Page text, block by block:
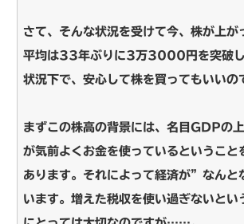
さて、そんな状況を受けて今、株が上が
平均は33年ぶりに3万3000円を突破し
状況下で、安心して株を買ってもいいの
まずこの株高の背景には、名目GDPの
が気前よくお金を使っているということ
あります。それによって経済が”なん
います。増えた税収を使い過ぎないとい